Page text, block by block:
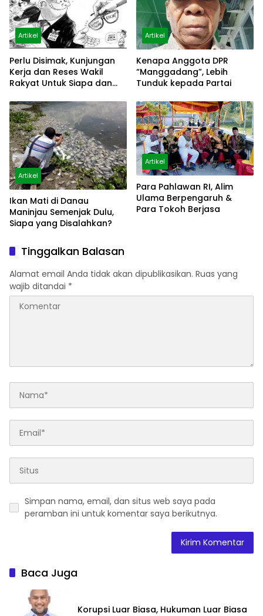
Artikel
Perlu Disimak, Kunjungan
Kerja dan Reses Wakil
Rakyat Untuk Siapa dan
Artikel
Kenapa Anggota DPR
“Manggadang”, Lebih
Tunduk kepada Partai
Artikel
Ikan Mati di Danau
Maninjau Semenjak Dulu,
Siapa yang Disalahkan?
Artikel
Para Pahlawan RI, Alim
Ulama Berpengaruh &
Para Tokoh Berjasa
Tinggalkan Balasan
Alamat email Anda tidak akan dipublikasikan. Ruas yang
wajib ditandai *
Simpan nama, email, dan situs web saya pada
peramban ini untuk komentar saya berikutnya.
Baca Juga
Korupsi Luar Biasa, Hukuman Luar Biasa